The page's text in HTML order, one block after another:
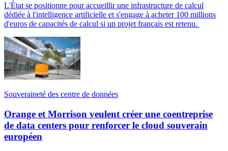
L'État se positionne pour accueillir une infrastructure de calcul
dédiée à l'intelligence artificielle et s'engage à acheter 100 millions
d'euros de capacités de calcul si un projet français est retenu.
Souveraineté des centre de données
Orange et Morrison veulent créer une coentreprise
de data centers pour renforcer le cloud souverain
européen